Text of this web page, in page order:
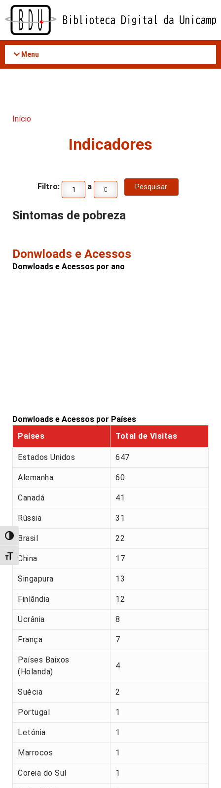
Acessar
conteúdo
Alternar alto contraste
Alternar tamanho da fonte
Menu
Início
Indicadores
Filtro: a
Sintomas de pobreza
Donwloads e Acessos
Donwloads e Acessos por ano
Donwloads e Acessos por Países
Países
Total de Visitas
Estados Unidos 647
Alemanha 60
Canadá 41
Rússia 31
Brasil 22
China 17
Singapura 13
Finlândia 12
Ucrânia 8
França 7
Países Baixos
(Holanda)
4
Suécia 2
Portugal 1
Letónia 1
Marrocos 1
Coreia do Sul 1